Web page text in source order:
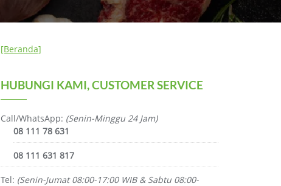
[Beranda]
HUBUNGI KAMI, CUSTOMER SERVICE
Call/WhatsApp: (Senin-Minggu 24 Jam)
08 111 78 631
08 111 631 817
Tel: (Senin-Jumat 08:00-17:00 WIB & Sabtu 08:00-